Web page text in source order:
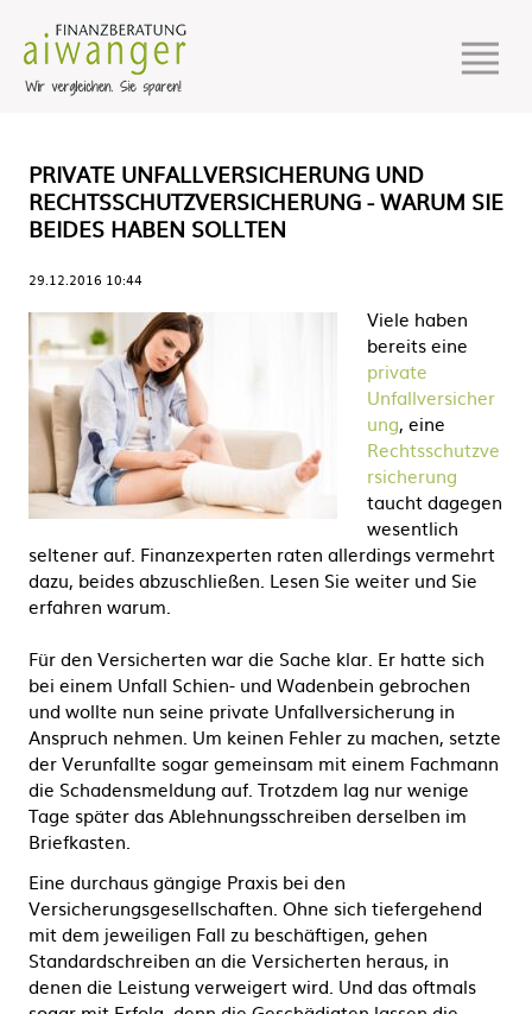
PRIVATE UNFALLVERSICHERUNG UND
RECHTSSCHUTZVERSICHERUNG - WARUM SIE
BEIDES HABEN SOLLTEN
29.12.2016 10:44
Viele haben
bereits eine
private
Unfallversicher
ung, eine
Rechtsschutzve
rsicherung
taucht dagegen
wesentlich
seltener auf. Finanzexperten raten allerdings vermehrt
dazu, beides abzuschließen. Lesen Sie weiter und Sie
erfahren warum.
Für den Versicherten war die Sache klar. Er hatte sich
bei einem Unfall Schien- und Wadenbein gebrochen
und wollte nun seine private Unfallversicherung in
Anspruch nehmen. Um keinen Fehler zu machen, setzte
der Verunfallte sogar gemeinsam mit einem Fachmann
die Schadensmeldung auf. Trotzdem lag nur wenige
Tage später das Ablehnungsschreiben derselben im
Briefkasten.
Eine durchaus gängige Praxis bei den
Versicherungsgesellschaften. Ohne sich tiefergehend
mit dem jeweiligen Fall zu beschäftigen, gehen
Standardschreiben an die Versicherten heraus, in
denen die Leistung verweigert wird. Und das oftmals